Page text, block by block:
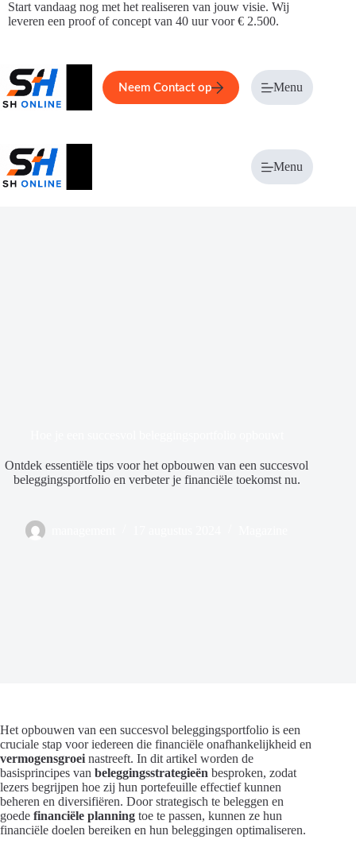
Ga
naar
Start vandaag nog met het realiseren van jouw visie. Wij
leveren een proof of concept van 40 uur voor € 2.500.
Home Service Over ons
Neem Contact op Menu
Menu
Ontdek essentiële tips voor het opbouwen van een succesvol
beleggingsportfolio en verbeter je financiële toekomst nu.
Het opbouwen van een succesvol beleggingsportfolio is een
cruciale stap voor iedereen die financiële onafhankelijkheid en
vermogensgroei nastreeft. In dit artikel worden de
basisprincipes van beleggingsstrategieën besproken, zodat
lezers begrijpen hoe zij hun portefeuille effectief kunnen
beheren en diversifiëren. Door strategisch te beleggen en
goede financiële planning toe te passen, kunnen ze hun
financiële doelen bereiken en hun beleggingen optimaliseren.